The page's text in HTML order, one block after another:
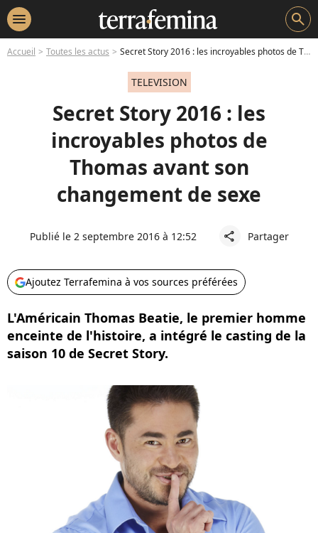
menu search
Accueil Toutes les actus Secret Story 2016 : les incroyables photos de Thomas avant son changement de sexe
TELEVISION
Secret Story 2016 : les
incroyables photos de
Thomas avant son
changement de sexe
Publié le 2 septembre 2016 à 12:52 share Partager
Ajoutez Terrafemina à vos sources préférées
L'Américain Thomas Beatie, le premier homme
enceinte de l'histoire, a intégré le casting de la
saison 10 de Secret Story.